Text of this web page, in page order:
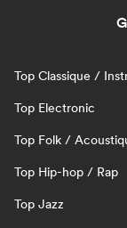
Top Classique /
Top Electronic
Top Folk /
Top Hip-hop / Rap
Top Jazz